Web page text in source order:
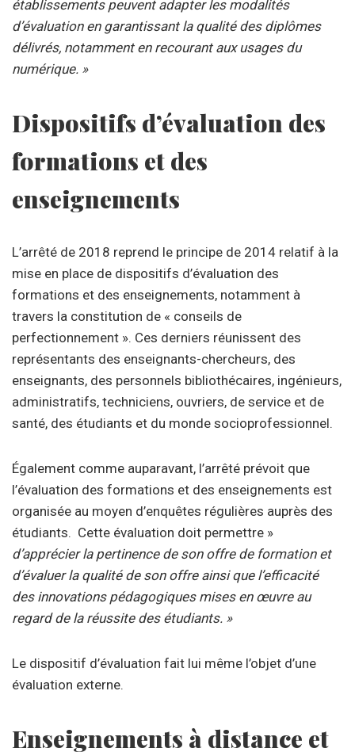
établissements peuvent adapter les modalités
d’évaluation en garantissant la qualité des diplômes
délivrés, notamment en recourant aux usages du
numérique. »
Dispositifs d’évaluation des
formations et des
enseignements
L’arrêté de 2018 reprend le principe de 2014 relatif à la
mise en place de dispositifs d’évaluation des
formations et des enseignements, notamment à
travers la constitution de « conseils de
perfectionnement ». Ces derniers réunissent des
représentants des enseignants-chercheurs, des
enseignants, des personnels bibliothécaires, ingénieurs,
administratifs, techniciens, ouvriers, de service et de
santé, des étudiants et du monde socioprofessionnel.
Également comme auparavant, l’arrêté prévoit que
l’évaluation des formations et des enseignements est
organisée au moyen d’enquêtes régulières auprès des
étudiants. Cette évaluation doit permettre »
d’apprécier la pertinence de son offre de formation et
d’évaluer la qualité de son offre ainsi que l’efficacité
des innovations pédagogiques mises en œuvre au
regard de la réussite des étudiants. »
Le dispositif d’évaluation fait lui même l’objet d’une
évaluation externe.
Enseignements à distance et